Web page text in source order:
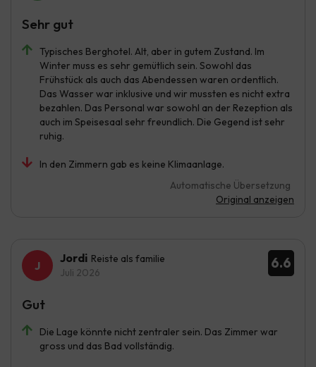
Typisches Berghotel. Alt, aber in gutem Zustand. Im
Winter muss es sehr gemütlich sein. Sowohl das
Frühstück als auch das Abendessen waren ordentlich.
Das Wasser war inklusive und wir mussten es nicht extra
bezahlen. Das Personal war sowohl an der Rezeption als
auch im Speisesaal sehr freundlich. Die Gegend ist sehr
ruhig.
In den Zimmern gab es keine Klimaanlage.
Automatische Übersetzung
Original anzeigen
Sehr gut
6.6
Jordi Reiste als familie
Juli 2026
Die Lage könnte nicht zentraler sein. Das Zimmer war
gross und das Bad vollständig.
Gut